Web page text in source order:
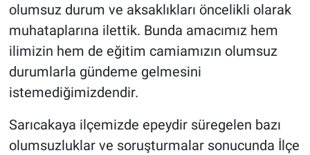
olumsuz durum ve aksaklıkları öncelikli olarak
muhataplarına ilettik. Bunda amacımız hem
ilimizin hem de eğitim camiamızın olumsuz
durumlarla gündeme gelmesini
istemediğimizdendir.
Sarıcakaya ilçemizde epeydir süregelen bazı
olumsuzluklar ve soruşturmalar sonucunda İlçe